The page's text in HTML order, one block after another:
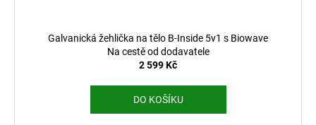
Galvanická žehlička na tělo B-Inside 5v1 s Biowave
Na cestě od dodavatele
2 599 Kč
DO KOŠÍKU